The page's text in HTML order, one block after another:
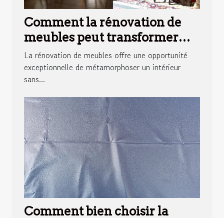
Comment la rénovation de
meubles peut transformer
votre intérieur ?
La rénovation de meubles offre une opportunité
exceptionnelle de métamorphoser un intérieur
sans...
Comment bien choisir la